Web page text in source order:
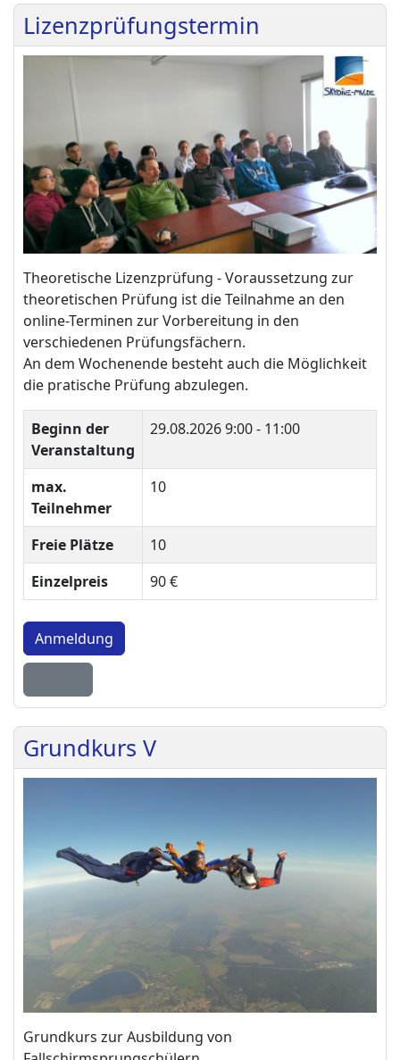
Lizenzprüfungstermin
Theoretische Lizenzprüfung - Voraussetzung zur
theoretischen Prüfung ist die Teilnahme an den
online-Terminen zur Vorbereitung in den
verschiedenen Prüfungsfächern.
An dem Wochenende besteht auch die Möglichkeit
die pratische Prüfung abzulegen.
Beginn der
Veranstaltung
29.08.20269:00 - 11:00
max.
Teilnehmer
10
Freie Plätze
10
Einzelpreis
90 €
Anmeldung
Grundkurs V
Grundkurs zur Ausbildung von